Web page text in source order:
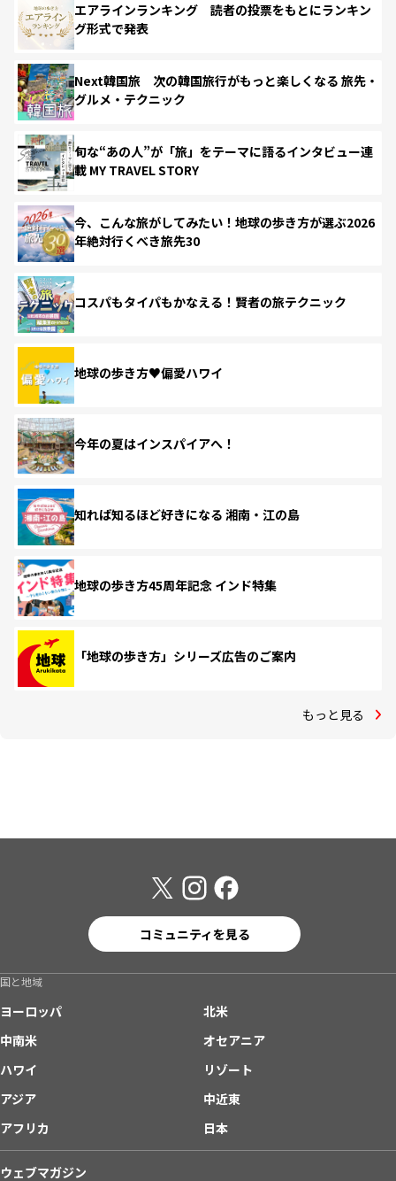
エアラインランキング 読者の投票をもとにランキン
グ形式で発表
Next韓国旅 次の韓国旅行がもっと楽しくなる 旅先・
グルメ・テクニック
旬な“あの人”が「旅」をテーマに語るインタビュー連
載 MY TRAVEL STORY
今、こんな旅がしてみたい！地球の歩き方が選ぶ2026
年絶対行くべき旅先30
コスパもタイパもかなえる！賢者の旅テクニック
地球の歩き方♥偏愛ハワイ
今年の夏はインスパイアへ！
知れば知るほど好きになる 湘南・江の島
地球の歩き方45周年記念 インド特集
「地球の歩き方」シリーズ広告のご案内
もっと見る
コミュニティを見る
国と地域
ヨーロッパ
北米
中南米
オセアニア
ハワイ
リゾート
アジア
中近東
アフリカ
日本
ウェブマガジン